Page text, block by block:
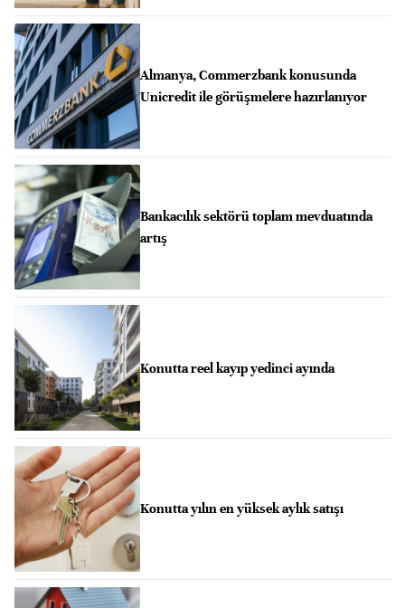
Almanya, Commerzbank konusunda
Unicredit ile görüşmelere hazırlanıyor
Bankacılık sektörü toplam mevduatında
artış
Konutta reel kayıp yedinci ayında
Konutta yılın en yüksek aylık satışı